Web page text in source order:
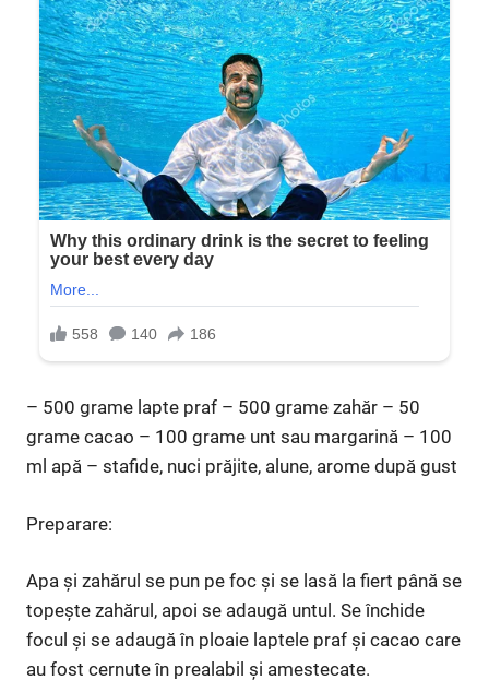
– 500 grame lapte praf – 500 grame zahăr – 50
grame cacao – 100 grame unt sau margarină – 100
ml apă – stafide, nuci prăjite, alune, arome după gust
Preparare:
Apa şi zahărul se pun pe foc şi se lasă la fiert până se
topeşte zahărul, apoi se adaugă untul. Se închide
focul şi se adaugă în ploaie laptele praf şi cacao care
au fost cernute în prealabil şi amestecate.